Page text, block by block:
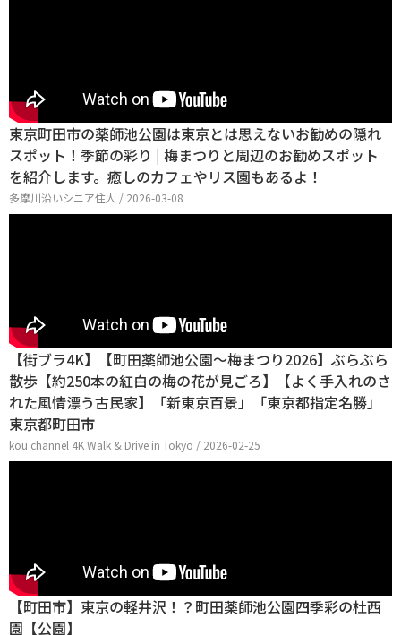
東京町田市の薬師池公園は東京とは思えないお勧めの隠れ
スポット！季節の彩り | 梅まつりと周辺のお勧めスポット
を紹介します。癒しのカフェやリス園もあるよ！
多摩川沿いシニア住人 / 2026-03-08
【街ブラ4K】【町田薬師池公園～梅まつり2026】ぶらぶら
散歩【約250本の紅白の梅の花が見ごろ】【よく手入れのさ
れた風情漂う古民家】「新東京百景」「東京都指定名勝」
東京都町田市
kou channel 4K Walk & Drive in Tokyo / 2026-02-25
【町田市】東京の軽井沢！？町田薬師池公園四季彩の杜西
園【公園】